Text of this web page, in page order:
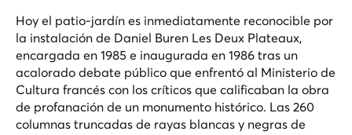
Hoy el patio-jardín es inmediatamente reconocible por
la instalación de Daniel Buren Les Deux Plateaux,
encargada en 1985 e inaugurada en 1986 tras un
acalorado debate público que enfrentó al Ministerio de
Cultura francés con los críticos que calificaban la obra
de profanación de un monumento histórico. Las 260
columnas truncadas de rayas blancas y negras de